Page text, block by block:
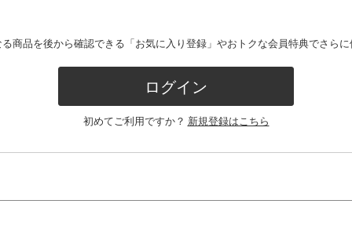
商品を後から確認できる「お気に入り登録」やおトクな会員特典でさらに
ログイン
初めてご利用ですか？ 新規登録はこちら